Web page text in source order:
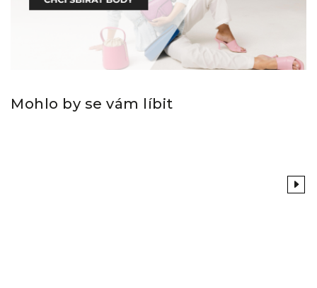
Mohlo by se vám líbit
Previous
Next